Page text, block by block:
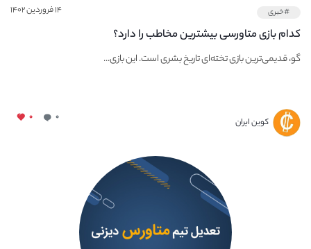
#خبری ۱۴ فروردین ۱۴۰۲
کدام بازی متاورسی بیشترین مخاطب را دارد؟
گو، قدیمی‌ترین بازی تخته‌ای تاریخ بشری است. این بازی...
کوین ایران ۰ ۰